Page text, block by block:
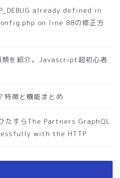
already defined in
on line 88の修正方
類を紹介。Javascript超初心者
徴と機能まとめ
すらThe Partners GraphQL
with the HTTP